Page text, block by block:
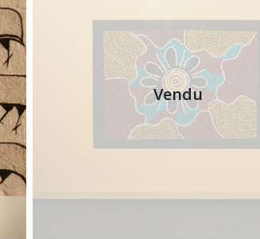
Vendu